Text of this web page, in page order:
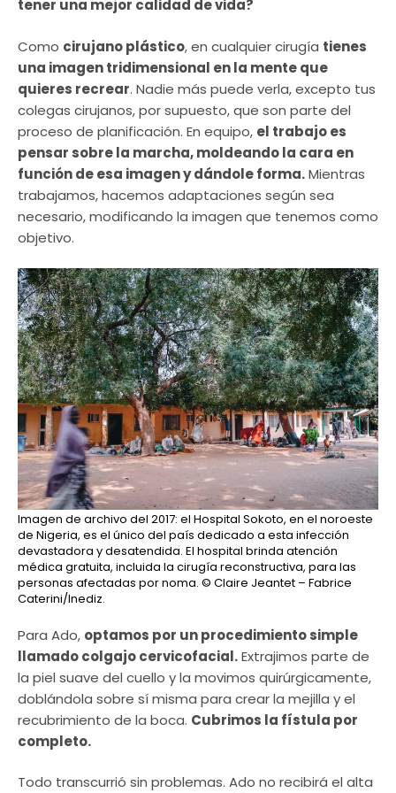
tener una mejor calidad de vida?
Como cirujano plástico, en cualquier cirugía tienes
una imagen tridimensional en la mente que
quieres recrear. Nadie más puede verla, excepto tus
colegas cirujanos, por supuesto, que son parte del
proceso de planificación. En equipo, el trabajo es
pensar sobre la marcha, moldeando la cara en
función de esa imagen y dándole forma.Mientras
trabajamos, hacemos adaptaciones según sea
necesario, modificando la imagen que tenemos como
objetivo.
Imagen de archivo del 2017: el Hospital Sokoto, en el noroeste
de Nigeria, es el único del país dedicado a esta infección
devastadora y desatendida. El hospital brinda atención
médica gratuita, incluida la cirugía reconstructiva, para las
personas afectadas por noma. © Claire Jeantet – Fabrice
Caterini/Inediz.
Para Ado, optamos por un procedimiento simple
llamado colgajo cervicofacial.Extrajimos parte de
la piel suave del cuello y la movimos quirúrgicamente,
doblándola sobre sí misma para crear la mejilla y el
recubrimiento de la boca. Cubrimos la fístula por
completo.
Todo transcurrió sin problemas. Ado no recibirá el alta